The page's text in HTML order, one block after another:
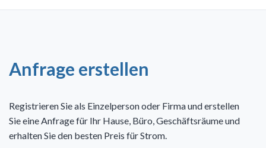
Anfrage erstellen
Registrieren Sie als Einzelperson oder Firma und erstellen
Sie eine Anfrage für Ihr Hause, Büro, Geschäftsräume und
erhalten Sie den besten Preis für Strom.